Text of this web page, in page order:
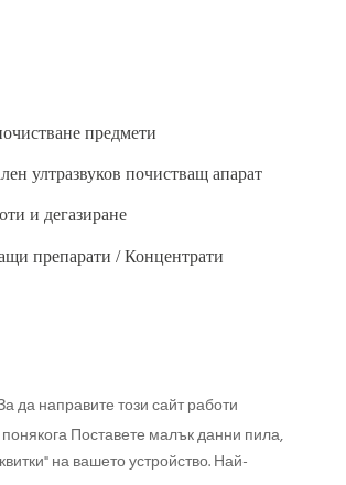
предмети
ултразвуков почистващ апарат
и дегазиране
препарати / Концентрати
почистване на зеленчуци и плодове
почистване на четки за грим
да направите този сайт работи
Поставете малък данни пила,
на вашето устройство. Най-